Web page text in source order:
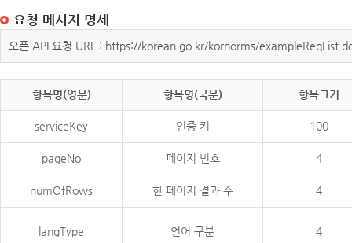
요청 메시지 명세
오픈 API 요청 URL : https://korean.go.kr/kornorms/
항목명(영문) 항목명(국문) 항목크기
serviceKey 인증 키 100
pageNo 페이지 번호 4
numOfRows 한 페이지 결과 수 4
langType 언어 구분 4